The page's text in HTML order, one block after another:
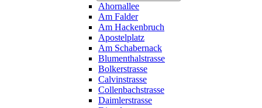
Ahornallee
Am Falder
Am Hackenbruch
Apostelplatz
Am Schabernack
Blumenthalstrasse
Bolkerstrasse
Calvinstrasse
Collenbachstrasse
Daimlerstrasse